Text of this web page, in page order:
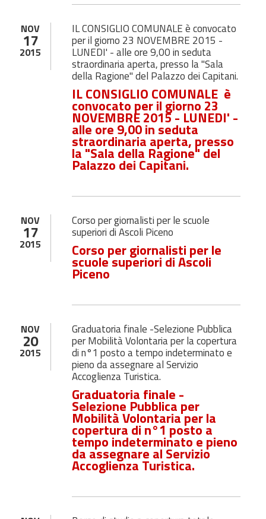
NOV
17
2015
IL CONSIGLIO COMUNALE è convocato
per il giorno 23 NOVEMBRE 2015 -
LUNEDI' - alle ore 9,00 in seduta
straordinaria aperta, presso la "Sala
della Ragione" del Palazzo dei Capitani.
IL CONSIGLIO COMUNALE è
convocato per il giorno 23
NOVEMBRE2015 - LUNEDI' -
alle ore 9,00 in seduta
straordinaria aperta, presso
la "Sala della Ragione" del
Palazzo dei Capitani.
NOV
17
2015
Corso per giornalisti per le scuole
superiori di Ascoli Piceno
Corso per giornalisti per le
scuole superiori di Ascoli
Piceno
NOV
20
2015
Graduatoria finale -Selezione Pubblica
per Mobilità Volontaria per la copertura
di n°1 posto a tempo indeterminato e
pieno da assegnare al Servizio
Accoglienza Turistica.
Graduatoria finale -
Selezione Pubblica per
Mobilità Volontaria per la
copertura di n°1 posto a
tempo indeterminato e pieno
da assegnare al Servizio
Accoglienza Turistica.